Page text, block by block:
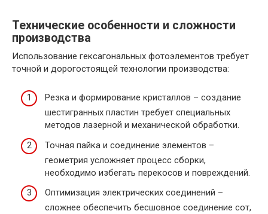
Технические особенности и сложности
производства
Использование гексагональных фотоэлементов требует
точной и дорогостоящей технологии производства:
Резка и формирование кристаллов – создание
шестигранных пластин требует специальных
методов лазерной и механической обработки.
Точная пайка и соединение элементов –
геометрия усложняет процесс сборки,
необходимо избегать перекосов и повреждений.
Оптимизация электрических соединений –
сложнее обеспечить бесшовное соединение сот,